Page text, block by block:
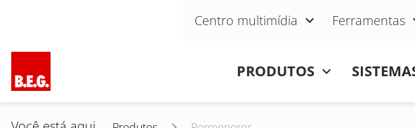
Pular navegação
Centro multimídia Ferramentas
PRODUTOS